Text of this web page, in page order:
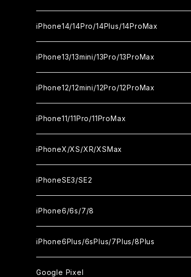
セラミックフィルム
カメラ用フィルム
ガラスフィルム
セラミックフィルム
iPhone16Pro
ガラスフィルム
セラミックフィルム
iPhone16Plus
ガラスフィルム
セラミックフィルム
iPhone16ProMax
ガラスフィルム
セラミックフィルム
iPhone15
ガラスフィルム
セラミックフィルム
iPhone15Pro
ガラスフィルム
セラミックフィルム
iPhone15Plus
ガラスフィルム
セラミックフィルム
iPhone15ProMax
ガラスフィルム
セラミックフィルム
iPhone14/14Pro/14Plus/14ProMax
iPhone14
ガラスフィルム
セラミックフィルム
iPhone14Pro
ガラスフィルム
セラミックフィルム
iPhone14Plus
ガラスフィルム
セラミックフィルム
iPhone14ProMax
ガラスフィルム
セラミックフィルム
iPhone13/13mini/13Pro/13ProMax
iPhone13/13Pro
ガラスフィルム
セラミックフィルム
iPhone13mini
ガラスフィルム
セラミックフィルム
iPhone13ProMax
ガラスフィルム
セラミックフィルム
iPhone12/12mini/12Pro/12ProMax
iPhone12/12Pro
ガラスフィルム
セラミックフィルム
iPhone12mini
ガラスフィルム
セラミックフィルム
iPhone12ProMax
ガラスフィルム
セラミックフィルム
iPhone11/11Pro/11ProMax
iPhone11
ガラスフィルム
セラミックフィルム
iPhone11Pro
ガラスフィルム
セラミックフィルム
iPhone11Pro Max
ガラスフィルム
セラミックフィルム
iPhoneX/XS/XR/XSMax
iPhoneX
ガラスフィルム
セラミックフィルム
iPhoneXS
ガラスフィルム
セラミックフィルム
iPhoneXR
ガラスフィルム
iPhoneXSMax
iPhoneSE3/SE2
iPhoneSE3
ガラスフィルム
ケース
iPhoneSE2
ガラスフィルム
iPhone6/6s/7/8
iPhone8
ガラスフィルム
iPhone7
iPhone6Plus/6sPlus/7Plus/8Plus
iPhone6Plus
Google Pixel